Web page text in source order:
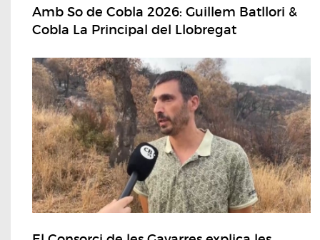
Amb So de Cobla 2026: Guillem Batllori &
Cobla La Principal del Llobregat